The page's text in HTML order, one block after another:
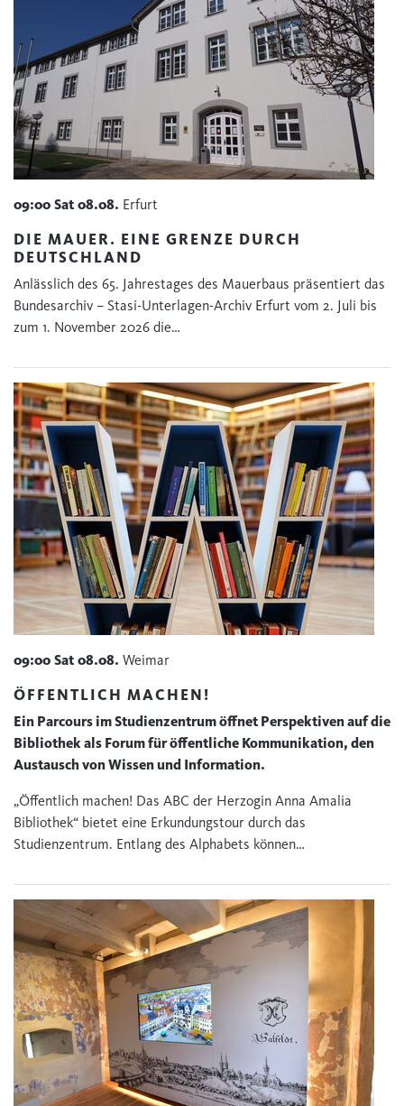
09:00 Sat 08.08. Erfurt
DIE MAUER. EINE GRENZE DURCH
DEUTSCHLAND
Anlässlich des 65. Jahrestages des Mauerbaus präsentiert das
Bundesarchiv – Stasi-Unterlagen-Archiv Erfurt vom 2. Juli bis
zum 1. November 2026 die…
09:00 Sat 08.08. Weimar
ÖFFENTLICH MACHEN!
Ein Parcours im Studienzentrum öffnet Perspektiven auf die
Bibliothek als Forum für öffentliche Kommunikation, den
Austausch von Wissen und Information.
„Öffentlich machen! Das ABC der Herzogin Anna Amalia
Bibliothek“ bietet eine Erkundungstour durch das
Studienzentrum. Entlang des Alphabets können…